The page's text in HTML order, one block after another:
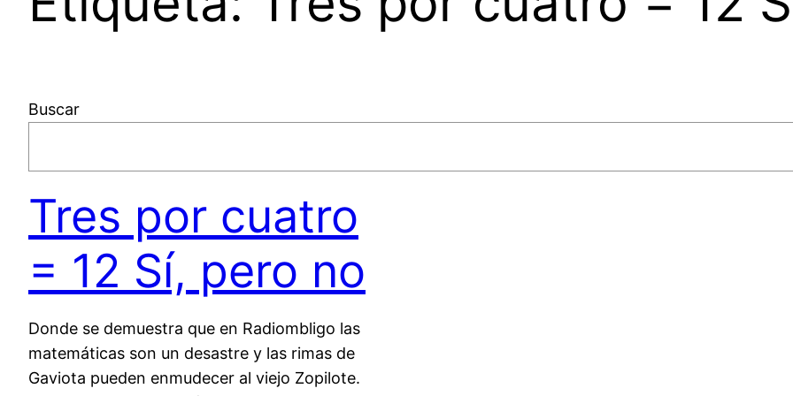
Buscar
Tres por cuatro
= 12 Sí, pero no
Donde se demuestra que en Radiombligo las
matemáticas son un desastre y las rimas de
Gaviota pueden enmudecer al viejo Zopilote.